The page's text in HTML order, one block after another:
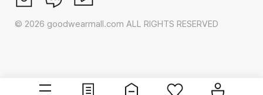
© 2026 goodwearmall.com ALL RIGHTS RESERVED